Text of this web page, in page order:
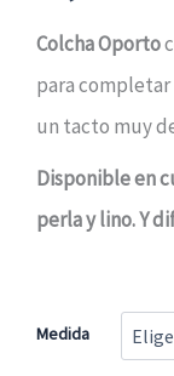
Colcha Oporto
para
un tacto muy
Disponible en
perla y lino. Y
Medida